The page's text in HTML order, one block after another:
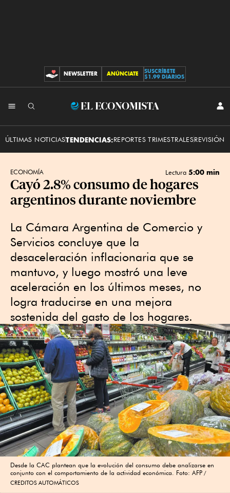
CONTRIBUCIONES
NEWSLETTER ANÚNCIATE
SUSCRÍBETE
$1.99 DIARIOS
El
ÚLTIMAS NOTICIASTENDENCIAS:REPORTES TRIMESTRALESREVISIÓN
ECONOMÍA Lectura 5:00 min
Cayó 2.8% consumo de hogares
argentinos durante noviembre
La Cámara Argentina de Comercio y
Servicios concluye que la
desaceleración inflacionaria que se
mantuvo, y luego mostró una leve
aceleración en los últimos meses, no
logra traducirse en una mejora
sostenida del gasto de los hogares.
Desde la CAC plantean que la evolución del consumo debe analizarse en
conjunto con el comportamiento de la actividad económica. Foto: AFP
CREDITOS AUTOMÁTICOS